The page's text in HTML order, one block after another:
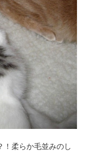
！柔らか毛並みのし